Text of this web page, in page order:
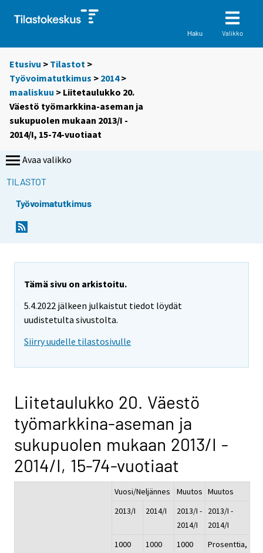
Haku Valikko
Etusivu > Tilastot >
Työvoimatutkimus > 2014>
maaliskuu > Liitetaulukko 20.
Väestö työmarkkina-aseman ja
sukupuolen mukaan 2013/I -
2014/I, 15-74-vuotiaat
Avaa valikko
TILASTOT
Työvoimatutkimus
Tämä sivu on arkistoitu.
5.4.2022 jälkeen julkaistut tiedot löydät
uudistetulta sivustolta.
Siirry uudelle tilastosivulle
Liitetaulukko 20. Väestö
työmarkkina-aseman ja
sukupuolen mukaan 2013/I -
2014/I, 15-74-vuotiaat
Vuosi/Neljännes Muutos Muutos
2013/I
2014/I
2013/I -
2014/I
2013/I -
2014/I
1000
1000
1000
Prosenttia,